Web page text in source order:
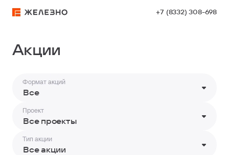
+7 (8332) 308-698
Акции
Акции
Формат акций
Все
Проект
Все проекты
Тип акции
Все акции